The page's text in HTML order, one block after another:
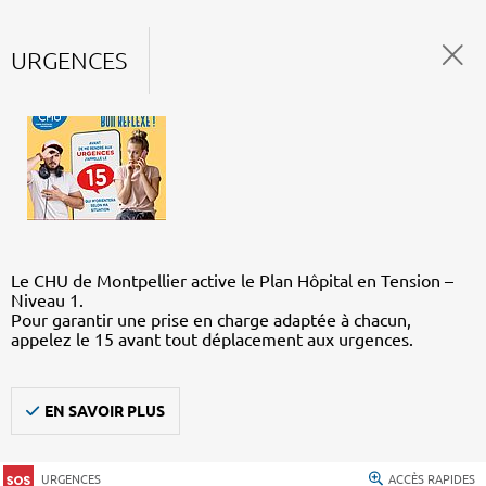
URGENCES
Le CHU de Montpellier active le Plan Hôpital en Tension –
Niveau 1.
Pour garantir une prise en charge adaptée à chacun,
appelez le 15 avant tout déplacement aux urgences.
EN SAVOIR PLUS
URGENCES ACCÈS RAPIDES